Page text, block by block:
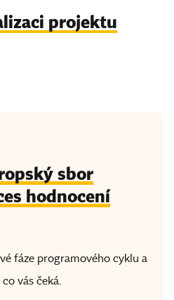
projektu
sbor
hodnocení
fáze programového cyklu a
vás čeká.